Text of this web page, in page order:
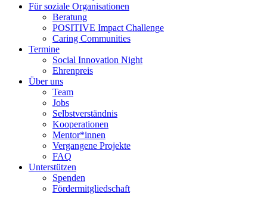
Für soziale Organisationen
Beratung
POSITIVE Impact Challenge
Caring Communities
Termine
Social Innovation Night
Ehrenpreis
Über uns
Team
Jobs
Selbstverständnis
Kooperationen
Mentor*innen
Vergangene Projekte
FAQ
Unterstützen
Spenden
Fördermitgliedschaft